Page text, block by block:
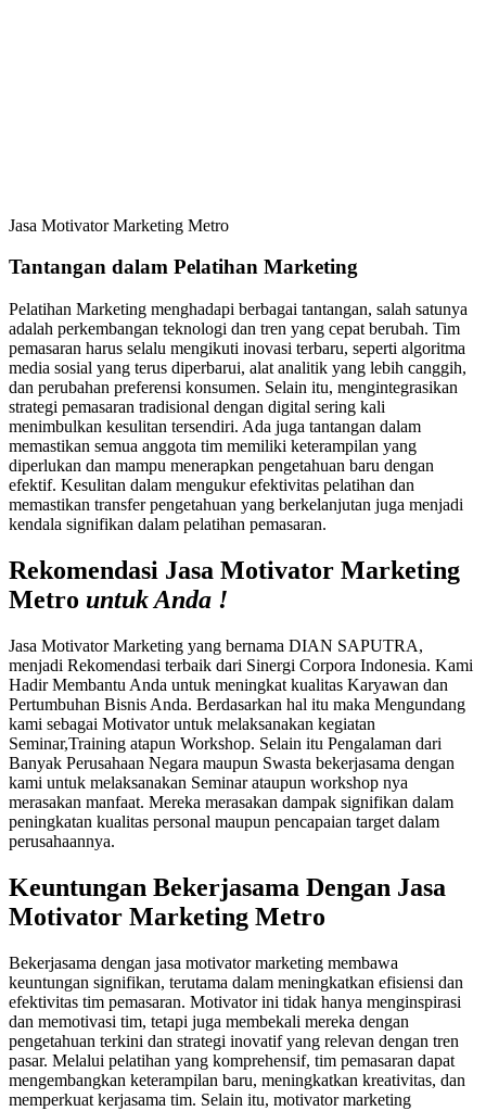
Jasa Motivator Marketing Metro
Tantangan dalam Pelatihan Marketing
Pelatihan Marketing menghadapi berbagai tantangan, salah satunya
adalah perkembangan teknologi dan tren yang cepat berubah. Tim
pemasaran harus selalu mengikuti inovasi terbaru, seperti algoritma
media sosial yang terus diperbarui, alat analitik yang lebih canggih,
dan perubahan preferensi konsumen. Selain itu, mengintegrasikan
strategi pemasaran tradisional dengan digital sering kali
menimbulkan kesulitan tersendiri. Ada juga tantangan dalam
memastikan semua anggota tim memiliki keterampilan yang
diperlukan dan mampu menerapkan pengetahuan baru dengan
efektif. Kesulitan dalam mengukur efektivitas pelatihan dan
memastikan transfer pengetahuan yang berkelanjutan juga menjadi
kendala signifikan dalam pelatihan pemasaran.
Rekomendasi Jasa Motivator Marketing
Metro untuk Anda !
Jasa Motivator Marketing yang bernama DIAN SAPUTRA,
menjadi Rekomendasi terbaik dari Sinergi Corpora Indonesia. Kami
Hadir Membantu Anda untuk meningkat kualitas Karyawan dan
Pertumbuhan Bisnis Anda. Berdasarkan hal itu maka Mengundang
kami sebagai Motivator untuk melaksanakan kegiatan
Seminar,Training atapun Workshop. Selain itu Pengalaman dari
Banyak Perusahaan Negara maupun Swasta bekerjasama dengan
kami untuk melaksanakan Seminar ataupun workshop nya
merasakan manfaat. Mereka merasakan dampak signifikan dalam
peningkatan kualitas personal maupun pencapaian target dalam
perusahaannya.
Keuntungan Bekerjasama Dengan Jasa
Motivator Marketing Metro
Bekerjasama dengan jasa motivator marketing membawa
keuntungan signifikan, terutama dalam meningkatkan efisiensi dan
efektivitas tim pemasaran. Motivator ini tidak hanya menginspirasi
dan memotivasi tim, tetapi juga membekali mereka dengan
pengetahuan terkini dan strategi inovatif yang relevan dengan tren
pasar. Melalui pelatihan yang komprehensif, tim pemasaran dapat
mengembangkan keterampilan baru, meningkatkan kreativitas, dan
memperkuat kerjasama tim. Selain itu, motivator marketing